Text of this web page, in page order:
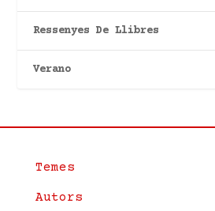
Ressenyes De Llibres
Verano
Temes
Autors